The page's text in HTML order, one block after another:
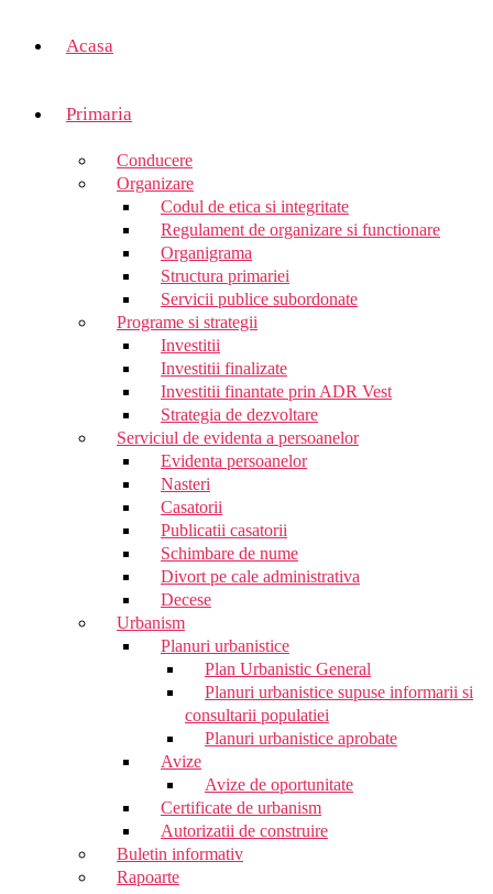
Acasa
Primaria
Conducere
Organizare
Codul de etica si integritate
Regulament de organizare si functionare
Organigrama
Structura primariei
Servicii publice subordonate
Programe si strategii
Investitii
Investitii finalizate
Investitii finantate prin ADR Vest
Strategia de dezvoltare
Serviciul de evidenta a persoanelor
Evidenta persoanelor
Nasteri
Casatorii
Publicatii casatorii
Schimbare de nume
Divort pe cale administrativa
Decese
Urbanism
Planuri urbanistice
Plan Urbanistic General
Planuri urbanistice supuse informarii si
consultarii populatiei
Planuri urbanistice aprobate
Avize
Avize de oportunitate
Certificate de urbanism
Autorizatii de construire
Buletin informativ
Rapoarte